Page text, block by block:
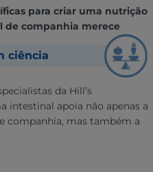
para criar uma nutrição
de companhia merece
ciência
da Hill’s
intestinal apoia não apenas a
companhia, mas também a